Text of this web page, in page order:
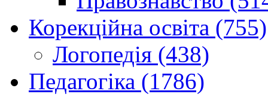
Корекційна освіта (755)
Логопедія (438)
Педагогіка (1786)